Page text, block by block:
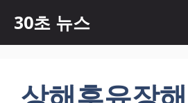
츠
30초 뉴스